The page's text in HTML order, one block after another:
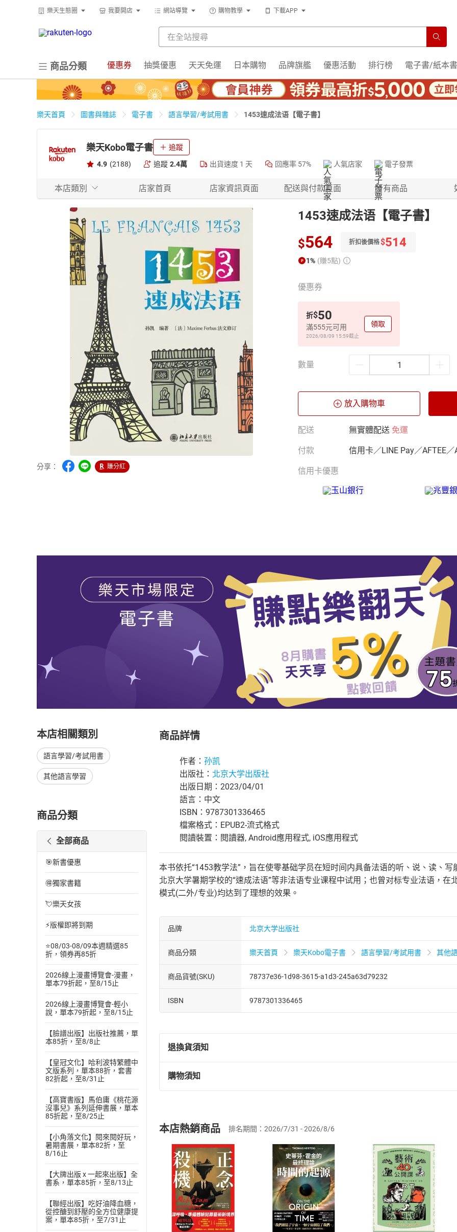
樂天生態圈 我要開店 網站導覽 購物教學 下載APP
商品分類 優惠券 抽獎優惠 天天免運 日本購物 品牌旗艦 優惠活動 排行榜 電子書/紙本書
樂天首頁 圖書與雜誌 電子書 語言學習/考試用書 1453速成法语【電子書】
樂天Kobo電子書 追蹤
4.9 (2188) 追蹤 2.4萬 出貨速度 1 天 回應率 57% 人氣店家 電子發票
本店類別 店家首頁 店家資訊頁面 配送與付款頁面 所有商品
分享： 賺分紅
1453速成法语【電子書】
$564 折扣後價格$514
1% (賺5點)
優惠券
折$50
滿555元可用
2026/08/09 15:59截止
領取
數量
放入購物車
配送 無實體配送 免運
付款 信用卡／LINE Pay／AFTEE／
信用卡優惠
本店相關類別
語言學習/考試用書
其他語言學習
商品分類
全部商品
🎯新書優惠
🉐獨家書籍
💘樂天女孩
⚡版權即將到期
⭐08/03-08/09本週精選85
折，領券再85折
2026線上漫畫博覽會-漫畫，
單本79折起，至8/15止
2026線上漫畫博覽會-輕小
說，單本79折起，至8/15止
【臉譜出版】出版社推薦，單
本85折，至8/8止
【皇冠文化】哈利波特繁體中
文版系列，單本88折，套書
82折起，至8/31止
【高寶書版】馬伯庸《桃花源
沒事兒》系列延伸書展，單本
85折起，至8/25止
【小角落文化】閱來閱好玩，
暑期書展，單本82折，至
8/16止
【大牌出版 x 一起來出版】全
書系，單本85折，至8/13止
【聯經出版】吃好油降血糖，
從控醣到舒壓的全方位健康提
案，單本85折，至7/31止
商品詳情
作者： 孙凯
出版社： 北京大学出版社
出版日期：2023/04/01
語言：中文
ISBN：9787301336465
檔案格式：EPUB2-流式格式
閱讀裝置：閱讀器, Android應用程式, iOS應用程式
本书依托“1453教学法”，旨在使零基础学员在短时间内具备法语的听、说、读、
北京大学暑期学校的“速成法语”等非法语专业课程中试用；也曾对标专业法语，
模式(二外/专业)均达到了理想的效果。
品牌 北京大学出版社
商品分類 樂天首頁 樂天Kobo電子書 語言學習/考試用書 其他
商品貨號(SKU) 78737e36-1d98-3615-a1d3-245a63d79232
ISBN 9787301336465
退換貨須知
退換貨規定：
(一)依消費者保護法第19條第1項後段暨通訊交易解除權合理例外情事適用
(二)消費者訂購本店鋪之商品即代表知悉本店鋪所銷售之商品為電子書，
且已下載/存取電子書，不得請求退貨退款。
退貨方式：您欲取消訂單或辦理退貨時，請登入樂天市場，並於「我的訂單
貨」，本店鋪將依您的申請進行審核，待審核通過後將為您辦理退款事宜。
請注意，樂天市場須以整筆訂單為單位進行取消/退貨，恕無法以單支商品取
購物須知
挑選商品
Choose
放入購物車
Shopping cart
登入帳號
Login
購書後，如何開始使用？
Step1.選擇閱讀載具 Step2.登入
本店熱銷商品 排名期間：2026/7/31 - 2026/8/6